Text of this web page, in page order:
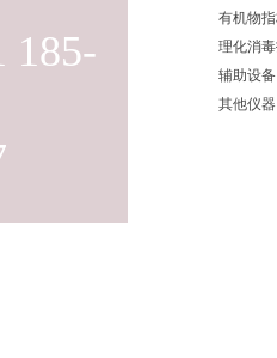
185-
有机物
理化消
辅助设备
其他仪器